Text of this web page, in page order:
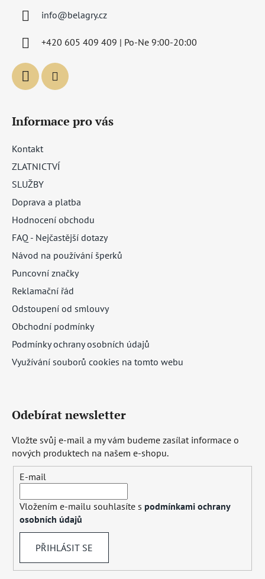
info@belagry.cz
+420 605 409 409 | Po-Ne 9:00-20:00
Informace pro vás
Kontakt
ZLATNICTVÍ
SLUŽBY
Doprava a platba
Hodnocení obchodu
FAQ - Nejčastější dotazy
Návod na používání šperků
Puncovní značky
Reklamační řád
Odstoupení od smlouvy
Obchodní podmínky
Podmínky ochrany osobních údajů
Využívání souborů cookies na tomto webu
Odebírat newsletter
Vložte svůj e-mail a my vám budeme zasílat informace o
nových produktech na našem e-shopu.
E-mail
Vložením e-mailu souhlasíte s podmínkami ochrany
osobních údajů
PŘIHLÁSIT SE